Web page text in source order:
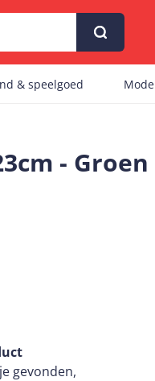
& speelgoed Mode
- Groen
gevonden,